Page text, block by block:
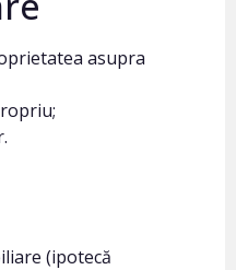
asupra
(ipotecă